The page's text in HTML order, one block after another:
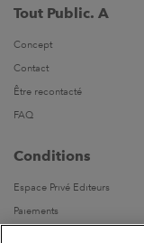
Tout Public. A
Concept
Contact
Être recontacté
FAQ
Conditions
Espace Privé Editeurs
Paiements